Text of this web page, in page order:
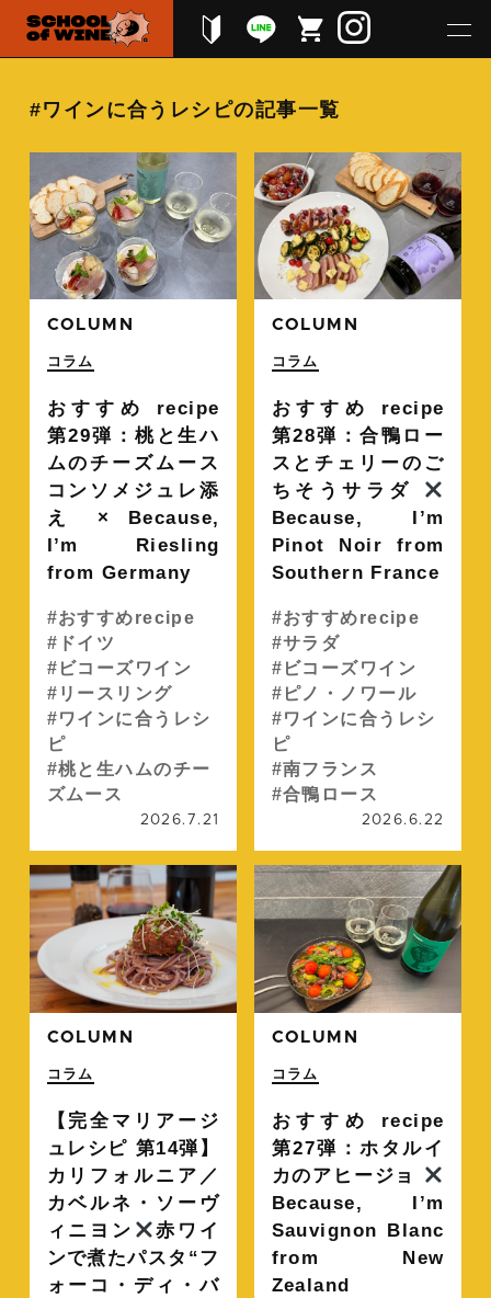
#ワインに合うレシピの記事一覧
続きを読む
COLUMN
コラム
おすすめ recipe
第29弾：桃と生ハ
ムのチーズムース
コンソメジュレ添
え × Because,
I’m Riesling
from Germany
おすすめrecipe
ドイツ
ビコーズワイン
リースリング
ワインに合うレシ
ピ
桃と生ハムのチー
ズムース
2026.7.21
COLUMN
コラム
おすすめ recipe
第28弾：合鴨ロー
スとチェリーのご
ちそうサラダ
Because, I’m
Pinot Noir from
Southern France
おすすめrecipe
サラダ
ビコーズワイン
ピノ・ノワール
ワインに合うレシ
ピ
南フランス
合鴨ロース
2026.6.22
続きを読む
COLUMN
コラム
【完全マリアージ
ュレシピ 第14弾】
カリフォルニア／
カベルネ・ソーヴ
ィニヨン
赤ワイ
ンで煮たパスタ“フ
ォーコ・ディ・バ
COLUMN
コラム
おすすめ recipe
第27弾：ホタルイ
カのアヒージョ
Because, I’m
Sauvignon Blanc
from New
Zealand